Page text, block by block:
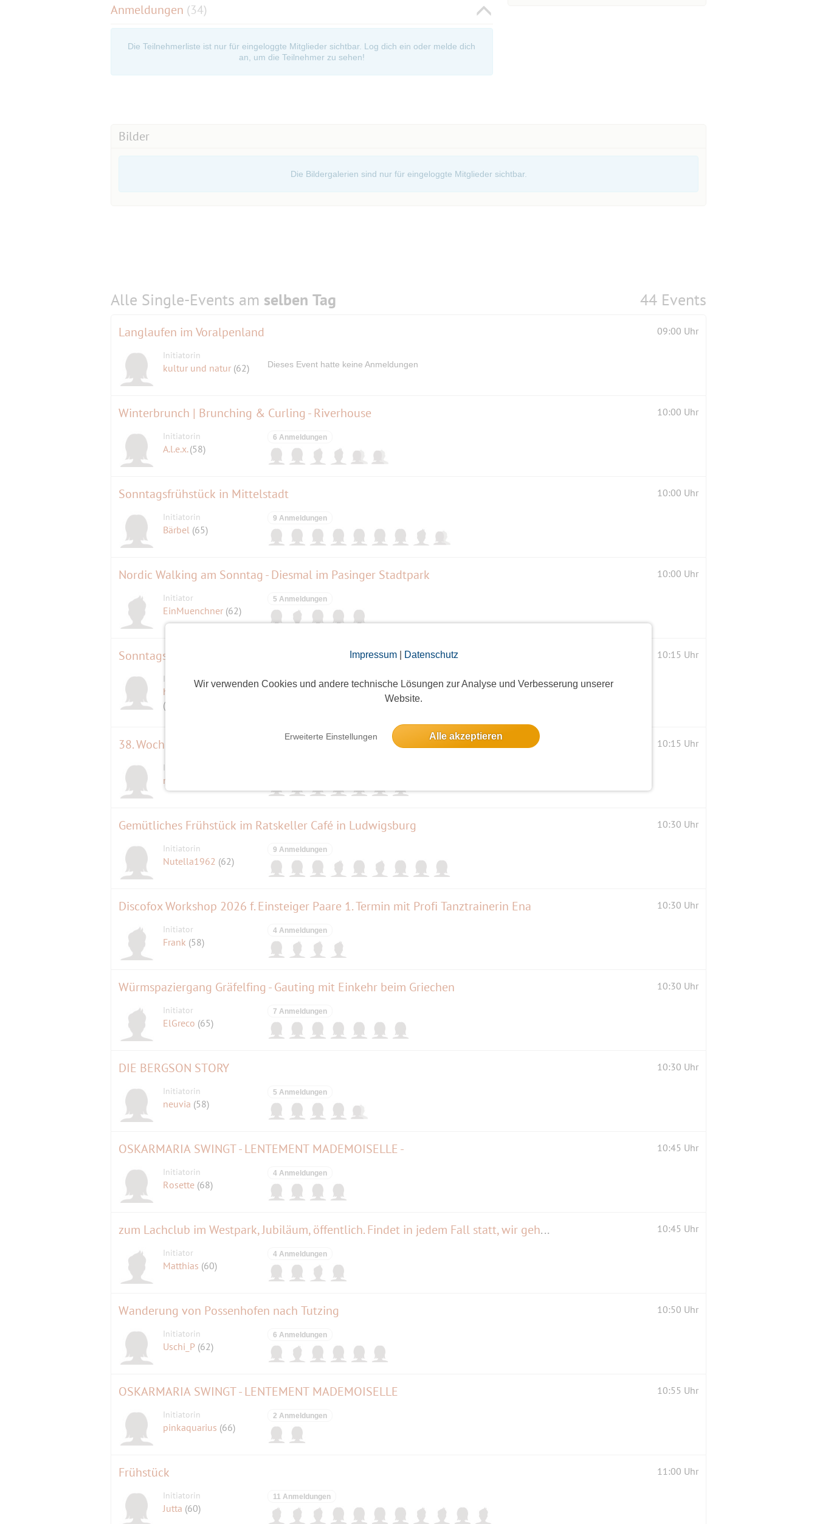
Impressum| Datenschutz
Wir verwenden Cookies und andere technische Lösungen zur Analyse und Verbesserung unserer
Website.
Erweiterte Einstellungen Alle akzeptieren
Anmeldungen (34)
Die Teilnehmerliste ist nur für eingeloggte Mitglieder sichtbar. Log dich ein oder melde dich
an, um die Teilnehmer zu sehen!
Bilder
Die Bildergalerien sind nur für eingeloggte Mitglieder sichtbar.
Alle Single-Events am selben Tag 44 Events
Langlaufen im Voralpenland 09:00 Uhr
Initiatorin
kultur und natur (62) Dieses Event hatte keine Anmeldungen
Winterbrunch | Brunching & Curling - Riverhouse 10:00 Uhr
Initiatorin
A.l.e.x.(58)
6 Anmeldungen
Sonntagsfrühstück in Mittelstadt 10:00 Uhr
Initiatorin
Bärbel (65)
9 Anmeldungen
Nordic Walking am Sonntag - Diesmal im Pasinger Stadtpark 10:00 Uhr
Initiator
EinMuenchner (62)
5 Anmeldungen
Sonntagssingen mit Gustavo Castillo-Estrada - Offenes Programm im HP8 10:15 Uhr
Initiatorin
herzchenmuenchen
(44)
3 Anmeldungen
38. Wochenend-Frühstück 10:15 Uhr
Initiatorin
nina-muc
Gemütliches Frühstück im Ratskeller Café in Ludwigsburg 10:30 Uhr
Initiatorin
Nutella1962 (62)
9 Anmeldungen
Discofox Workshop 2026 f. Einsteiger Paare 1. Termin mit Profi Tanztrainerin Ena 10:30 Uhr
Initiator
Frank (58)
4 Anmeldungen
Würmspaziergang Gräfelfing - Gauting mit Einkehr beim Griechen 10:30 Uhr
Initiator
ElGreco (65)
7 Anmeldungen
DIE BERGSON STORY 10:30 Uhr
Initiatorin
neuvia (58)
5 Anmeldungen
OSKARMARIA SWINGT - LENTEMENT MADEMOISELLE - 10:45 Uhr
Initiatorin
Rosette (68)
4 Anmeldungen
zum Lachclub im Westpark, Jubiläum, öffentlich. Findet in jedem Fall statt, wir gehen auch hin. 10:45 Uhr
Initiator
Matthias (60)
4 Anmeldungen
Wanderung von Possenhofen nach Tutzing 10:50 Uhr
Initiatorin
Uschi_P (62)
6 Anmeldungen
OSKARMARIA SWINGT - LENTEMENT MADEMOISELLE 10:55 Uhr
Initiatorin
pinkaquarius (66)
2 Anmeldungen
Frühstück 11:00 Uhr
Initiatorin
Jutta (60)
11 Anmeldungen